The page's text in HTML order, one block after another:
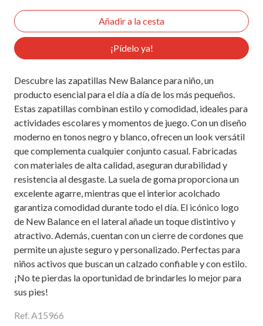
¡Pídelo ya!
Descubre las zapatillas New Balance para niño, un
producto esencial para el día a día de los más pequeños.
Estas zapatillas combinan estilo y comodidad, ideales para
actividades escolares y momentos de juego. Con un diseño
moderno en tonos negro y blanco, ofrecen un look versátil
que complementa cualquier conjunto casual. Fabricadas
con materiales de alta calidad, aseguran durabilidad y
resistencia al desgaste. La suela de goma proporciona un
excelente agarre, mientras que el interior acolchado
garantiza comodidad durante todo el día. El icónico logo
de New Balance en el lateral añade un toque distintivo y
atractivo. Además, cuentan con un cierre de cordones que
permite un ajuste seguro y personalizado. Perfectas para
niños activos que buscan un calzado confiable y con estilo.
¡No te pierdas la oportunidad de brindarles lo mejor para
sus pies!
Ref. A15966